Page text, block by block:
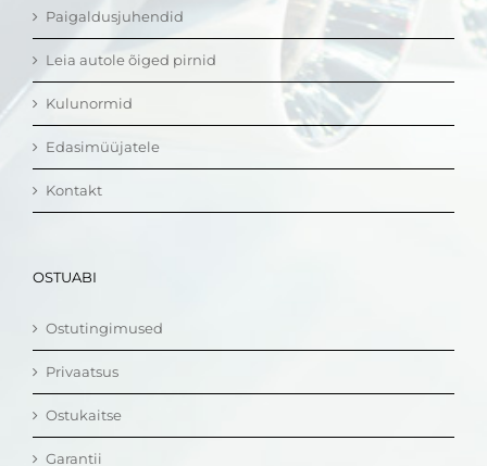
Paigaldusjuhendid
Leia autole õiged pirnid
Kulunormid
Edasimüüjatele
Kontakt
OSTUABI
Ostutingimused
Privaatsus
Ostukaitse
Garantii